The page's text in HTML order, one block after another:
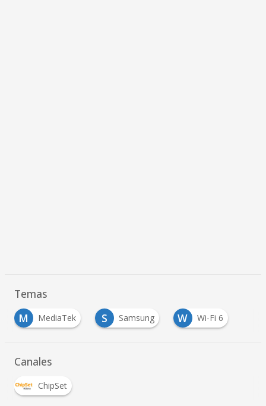
Temas
M
MediaTek S Samsung W Wi-Fi 6
Canales
ChipSet